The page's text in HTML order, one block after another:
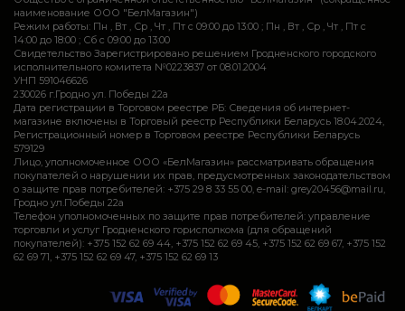
наименование ООО "БелМагазин")
Режим работы: Пн , Вт , Ср , Чт , Пт c 09:00 до 13:00 ; Пн , Вт , Ср , Чт , Пт c
14:00 до 18:00 ; Сб c 09:00 до 13:00
Свидетельство Зарегистрировано решением Гродненского городского
исполнительного комитета №0223837 от 08.01.2004
УНП 591046626
230026 г.Гродно ул. Победы 22а
Дата регистрации в Торговом реестре РБ: Сведения об интернет-
магазине включены в Торговый реестр Республики Беларусь 18.04.2024,
Регистрационный номер в Торговом реестре Республики Беларусь
579129
Лицо, уполномоченное ООО «БелМагазин» рассматривать обращения
покупателей о нарушении их прав, предусмотренных законодательством
о защите прав потребителей: +375 29 8 33 55 00, e-mail: grey20456@mail.ru,
Гродно ул.Победы 22а
Телефон уполномоченных по защите прав потребителей: управление
торговли и услуг Гродненского горисполкома (для обращений
покупателей): +375 152 62 69 44, +375 152 62 69 45, +375 152 62 69 67, +375 152
62 69 71, +375 152 62 69 47, +375 152 62 69 13